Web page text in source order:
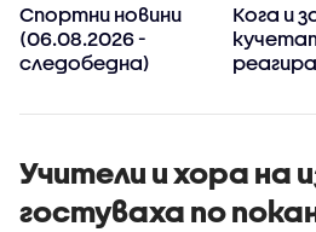
Спортни новини
(06.08.2026 -
следобедна)
Кога и
Учители и хора на
гостуваха по